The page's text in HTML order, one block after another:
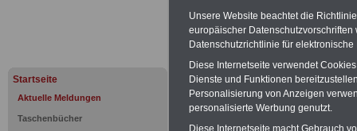
Startseite
Aktuelle Meldungen
Taschenbücher
Nachzahlungen
Beamtezwischen mind.
SERVICE gibt hierzu
dem Beschluss des
wird (wahrscheinlich im
Broschüre.
Unsere Website beachtet die
europäischer
Datenschutzrichtlinie für
Diese Internetseite verwendet
Dienste und Funktionen
Personalisierung von Anzeigen
personalisierte Werbung genutzt.
Diese Internetseite macht Gebrauch